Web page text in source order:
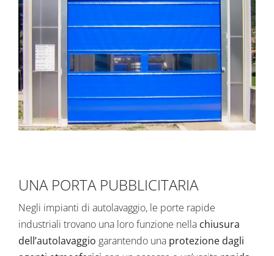
UNA PORTA PUBBLICITARIA
Negli impianti di autolavaggio, le porte rapide
industriali trovano una loro funzione nella chiusura
dell’autolavaggio garantendo una protezione dagli